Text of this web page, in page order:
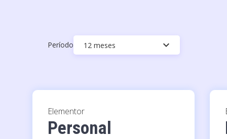
Período 12 meses keyboard_arrow_down
Elementor
Personal